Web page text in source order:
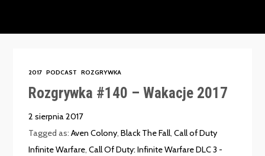
2017 PODCAST ROZGRYWKA
Rozgrywka #140 – Wakacje 2017
2 sierpnia 2017
Tagged as:Aven Colony,Black The Fall,Call of Duty
Infinite Warfare,Call Of Duty: Infinite Warfare DLC 3 -